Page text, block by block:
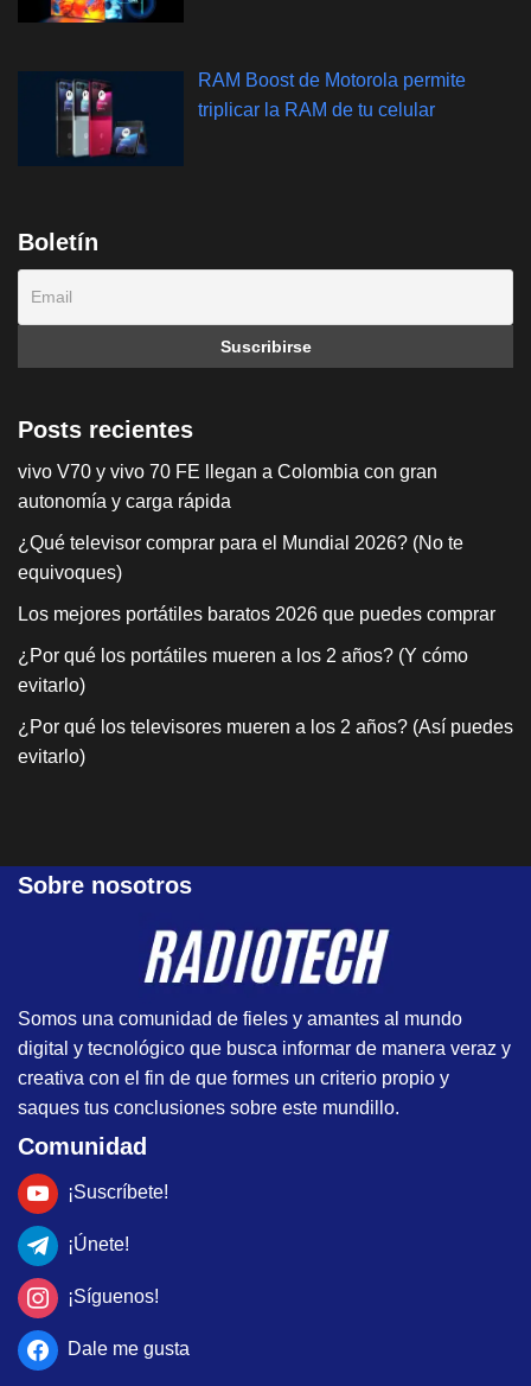
RAM Boost de Motorola permite
triplicar la RAM de tu celular
Boletín
Posts recientes
vivo V70 y vivo 70 FE llegan a Colombia con gran
autonomía y carga rápida
¿Qué televisor comprar para el Mundial 2026? (No te
equivoques)
Los mejores portátiles baratos 2026 que puedes comprar
¿Por qué los portátiles mueren a los 2 años? (Y cómo
evitarlo)
¿Por qué los televisores mueren a los 2 años? (Así puedes
evitarlo)
Sobre nosotros
Somos una comunidad de fieles y amantes al mundo
digital y tecnológico que busca informar de manera veraz y
creativa con el fin de que formes un criterio propio y
saques tus conclusiones sobre este mundillo.
Comunidad
¡Suscríbete!
¡Únete!
¡Síguenos!
Dale me gusta